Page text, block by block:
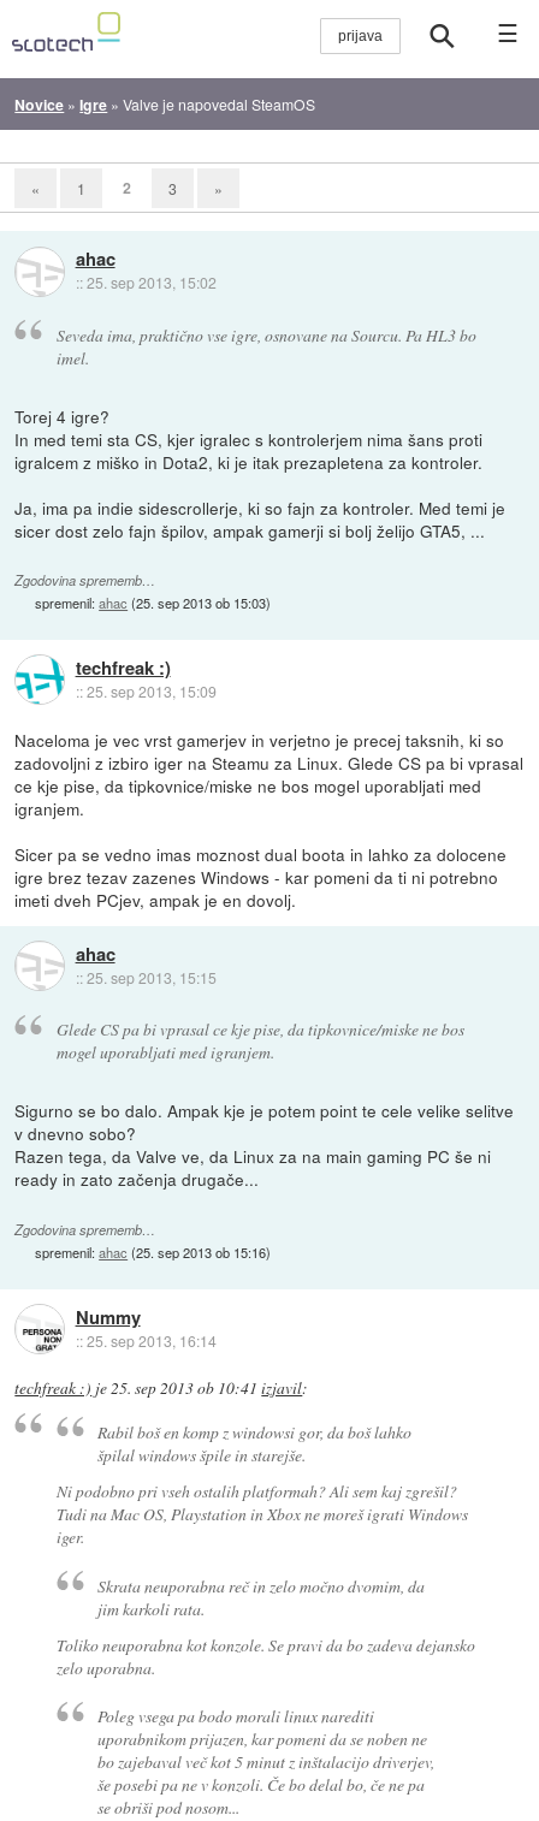
☰
Novice »Igre »Valve je napovedal SteamOS
« 1 2 3 »
ahac
::25. sep 2013, 15:02
Seveda ima, praktično vse igre, osnovane na Sourcu. Pa HL3 bo
imel.
Torej 4 igre?
In med temi sta CS, kjer igralec s kontrolerjem nima šans proti
igralcem z miško in Dota2, ki je itak prezapletena za kontroler.
Ja, ima pa indie sidescrollerje, ki so fajn za kontroler. Med temi je
sicer dost zelo fajn špilov, ampak gamerji si bolj želijo GTA5, ...
Zgodovina sprememb…
spremenil:ahac (25. sep 2013 ob 15:03)
techfreak :)
::25. sep 2013, 15:09
Naceloma je vec vrst gamerjev in verjetno je precej taksnih, ki so
zadovoljni z izbiro iger na Steamu za Linux. Glede CS pa bi vprasal
ce kje pise, da tipkovnice/miske ne bos mogel uporabljati med
igranjem.
Sicer pa se vedno imas moznost dual boota in lahko za dolocene
igre brez tezav zazenes Windows - kar pomeni da ti ni potrebno
imeti dveh PCjev, ampak je en dovolj.
ahac
::25. sep 2013, 15:15
Glede CS pa bi vprasal ce kje pise, da tipkovnice/miske ne bos
mogel uporabljati med igranjem.
Sigurno se bo dalo. Ampak kje je potem point te cele velike selitve
v dnevno sobo?
Razen tega, da Valve ve, da Linux za na main gaming PC še ni
ready in zato začenja drugače...
Zgodovina sprememb…
spremenil:ahac (25. sep 2013 ob 15:16)
Nummy
::25. sep 2013, 16:14
techfreak :) je25. sep 2013 ob 10:41 izjavil:
Rabil boš en komp z windowsi gor, da boš lahko
špilal windows špile in starejše.
Ni podobno pri vseh ostalih platformah? Ali sem kaj zgrešil?
Tudi na Mac OS, Playstation in Xbox ne moreš igrati Windows
iger.
Skrata neuporabna reč in zelo močno dvomim, da
jim karkoli rata.
Toliko neuporabna kot konzole. Se pravi da bo zadeva dejansko
zelo uporabna.
Poleg vsega pa bodo morali linux narediti
uporabnikom prijazen, kar pomeni da se noben ne
bo zajebaval več kot 5 minut z inštalacijo driverjev,
še posebi pa ne v konzoli. Če bo delal bo, če ne pa
se obriši pod nosom...